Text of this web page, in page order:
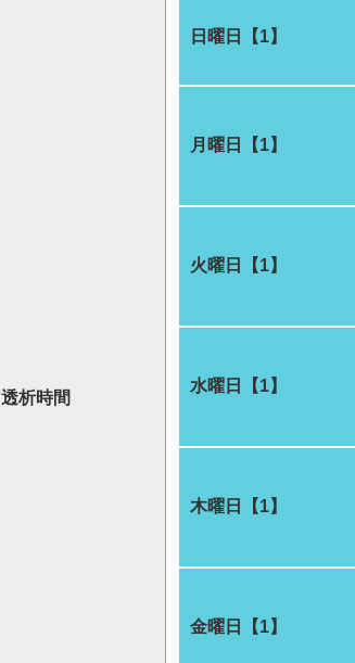
透析時間
日曜日【1】
月曜日【1】
火曜日【1】
水曜日【1】
木曜日【1】
金曜日【1】